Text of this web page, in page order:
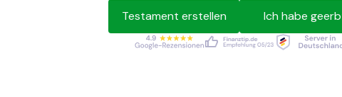
Testament erstellen Ich habe